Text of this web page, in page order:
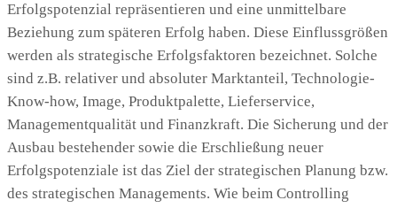
Erfolgspotenzial repräsentieren und eine unmittelbare
Beziehung zum späteren Erfolg haben. Diese Einflussgrößen
werden als strategische Erfolgsfaktoren bezeichnet. Solche
sind z.B. relativer und absoluter Marktanteil, Technologie-
Know-how, Image, Produktpalette, Lieferservice,
Managementqualität und Finanzkraft. Die Sicherung und der
Ausbau bestehender sowie die Erschließung neuer
Erfolgspotenziale ist das Ziel der strategischen Planung bzw.
des strategischen Managements. Wie beim Controlling